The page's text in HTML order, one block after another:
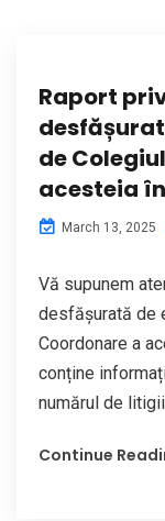
Raport
de
acesteia
March 13, 2025
Vă supunem
desfășurată de
Coordonare a
conține
numărul de
Continue